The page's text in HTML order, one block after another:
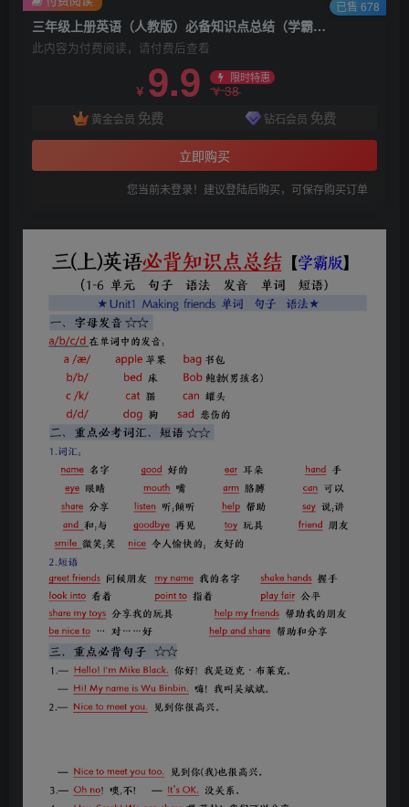
三年级上册英语（人教版）必备知识点总结（学霸版）
此内容为付费阅读，请付费后查看
￥ 9.9 限时特惠
￥38
黄金会员 免费 钻石会员 免费
立即购买
您当前未登录！建议登陆后购买，可保存购买订单
已售 678